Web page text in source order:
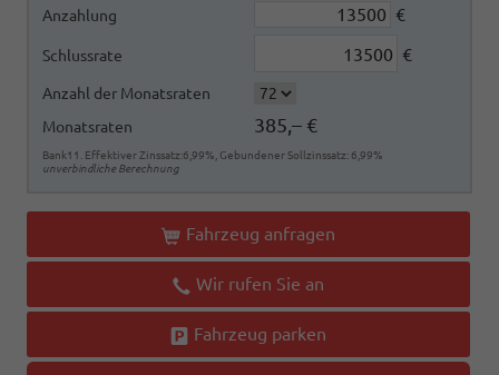
Anzahlung €
Schlussrate €
Anzahl der Monatsraten
Monatsraten
385,– €
Bank11. Effektiver Zinssatz:6,99%, Gebundener Sollzinssatz: 6,99%
unverbindliche Berechnung
Fahrzeug anfragen
Wir rufen Sie an
Fahrzeug parken